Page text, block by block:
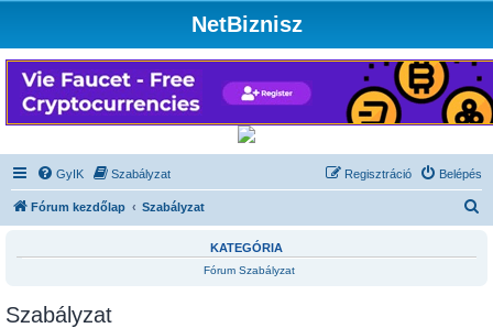
NetBiznisz
GyIK Szabályzat Belépés
Regisztráció
Fórum kezdőlap Szabályzat
KATEGÓRIA
Fórum Szabályzat
Szabályzat